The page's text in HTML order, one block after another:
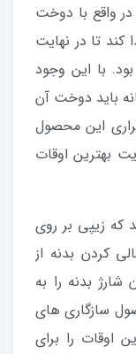
واقع با دوخت
کند تا در نهایت
با این وجود
باید دوخت آن
این محصول
بهترین اوقات
زیپی بر روی
کردن بدنه از
بدنه را به
سازگاری های
اوقات را برای